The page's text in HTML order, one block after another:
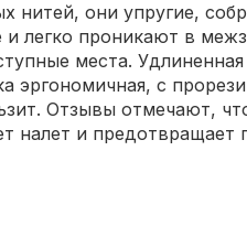
нитей, они упругие,
легко проникают в
места. Удлиненная
эргономичная, с
Отзывы отмечают,
налет и предотвращает